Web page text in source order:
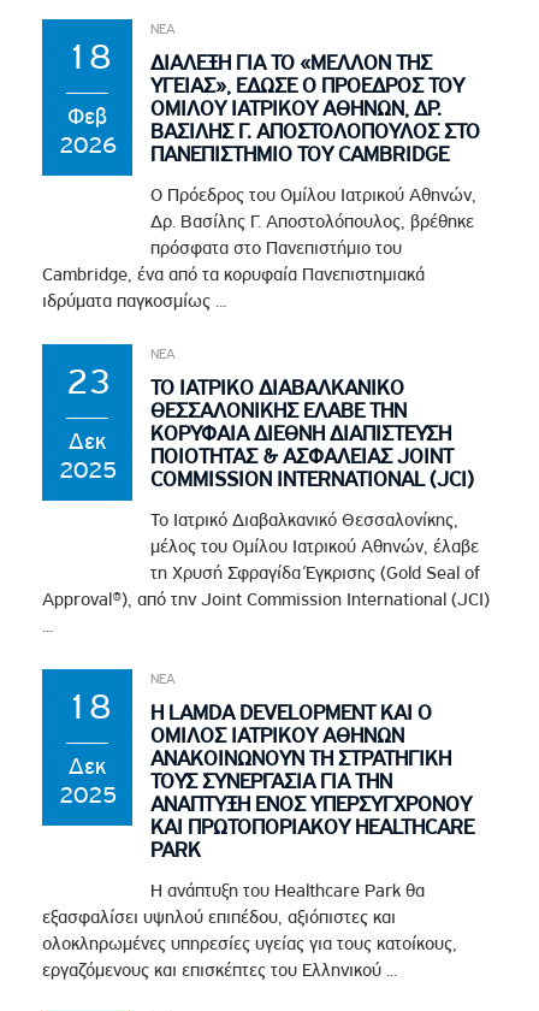
18
Φεβ
2026
ΝΕΑ
ΔΙΑΛΕΞΗ ΓΙΑ ΤΟ «ΜΕΛΛΟΝ ΤΗΣ
ΥΓΕΙΑΣ», ΕΔΩΣΕ Ο ΠΡΟΕΔΡΟΣ ΤΟΥ
ΟΜΙΛΟΥ ΙΑΤΡΙΚΟΥ ΑΘΗΝΩΝ, ΔΡ.
ΒΑΣΙΛΗΣ Γ. ΑΠΟΣΤΟΛΟΠΟΥΛΟΣ ΣΤΟ
ΠΑΝΕΠΙΣΤΗΜΙΟ ΤΟΥ CAMBRIDGE
Ο Πρόεδρος του Ομίλου Ιατρικού Αθηνών,
Δρ. Βασίλης Γ. Αποστολόπουλος, βρέθηκε
πρόσφατα στο Πανεπιστήμιο του
Cambridge, ένα από τα κορυφαία Πανεπιστημιακά
ιδρύματα παγκοσμίως ...
23
Δεκ
2025
ΝΕΑ
ΤΟ ΙΑΤΡΙΚΟ ΔΙΑΒΑΛΚΑΝΙΚΟ
ΘΕΣΣΑΛΟΝΙΚΗΣ ΕΛΑΒΕ ΤΗΝ
ΚΟΡΥΦΑΙΑ ΔΙΕΘΝΗ ΔΙΑΠΙΣΤΕΥΣΗ
ΠΟΙΟΤΗΤΑΣ & ΑΣΦΑΛΕΙΑΣ JOINT
COMMISSION INTERNATIONAL (JCI)
Το Ιατρικό Διαβαλκανικό Θεσσαλονίκης,
μέλος του Ομίλου Ιατρικού Αθηνών, έλαβε
τη Χρυσή Σφραγίδα Έγκρισης (Gold Seal of
Approval®), από την Joint Commission International (JCI)
...
18
Δεκ
2025
ΝΕΑ
Η LAMDA DEVELOPMENT ΚΑΙ Ο
ΟΜΙΛΟΣ ΙΑΤΡΙΚΟΥ ΑΘΗΝΩΝ
ΑΝΑΚΟΙΝΩΝΟΥΝ ΤΗ ΣΤΡΑΤΗΓΙΚΗ
ΤΟΥΣ ΣΥΝΕΡΓΑΣΙΑ ΓΙΑ ΤΗΝ
ΑΝΑΠΤΥΞΗ ΕΝΟΣ ΥΠΕΡΣΥΓΧΡΟΝΟΥ
ΚΑΙ ΠΡΩΤΟΠΟΡΙΑΚΟΥ HEALTHCARE
PARK
Η ανάπτυξη του Healthcare Park θα
εξασφαλίσει υψηλού επιπέδου, αξιόπιστες και
ολοκληρωμένες υπηρεσίες υγείας για τους κατοίκους,
εργαζόμενους και επισκέπτες του Ελληνικού ...